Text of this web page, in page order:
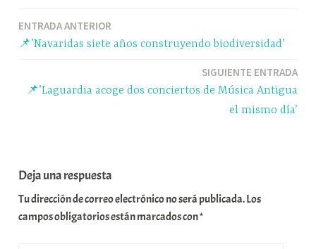
ppm rti
Navegación
entradas
ENTRADA ANTERIOR
📌’Navaridas siete años construyendo biodiversidad’
SIGUIENTE ENTRADA
📌’Laguardia acoge dos conciertos de Música Antigua
el mismo día’
Deja una respuesta
Tu dirección de correo electrónico no será publicada.Los
campos obligatorios están marcados con*